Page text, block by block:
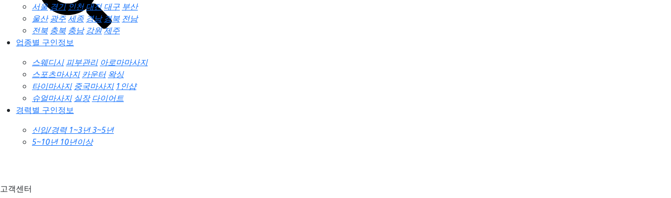
서울경기인천대전 대구 부산
울산 광주세종 경남 경북 전남
전북 충북 충남 강원제주
업종별 구인정보
스웨디시 피부관리 아로마마사지
스포츠마사지 카운터 왁싱
타이마사지 중국마사지 1인샵
슈얼마사지 실장 다이어트
경력별 구인정보
신입/경력 1~3년3~5년
5~10년 10년이상
고객센터